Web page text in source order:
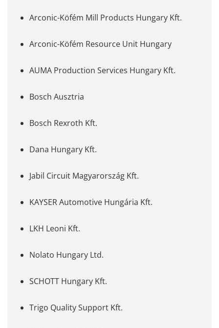
Arconic-Köfém Mill Products Hungary Kft.
Arconic-Köfém Resource Unit Hungary
AUMA Production Services Hungary Kft.
Bosch Ausztria
Bosch Rexroth Kft.
Dana Hungary Kft.
Jabil Circuit Magyarország Kft.
KAYSER Automotive Hungária Kft.
LKH Leoni Kft.
Nolato Hungary Ltd.
SCHOTT Hungary Kft.
Trigo Quality Support Kft.